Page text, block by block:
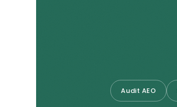
Audit AEO